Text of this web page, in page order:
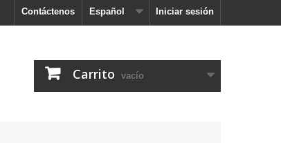
Iniciar sesión
Español
Contáctenos
Carrito vacío